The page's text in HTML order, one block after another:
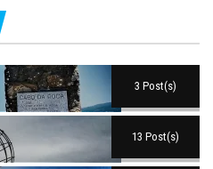
3 Post(s)
13 Post(s)